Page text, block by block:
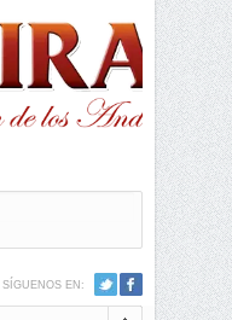
SÍGUENOS EN: